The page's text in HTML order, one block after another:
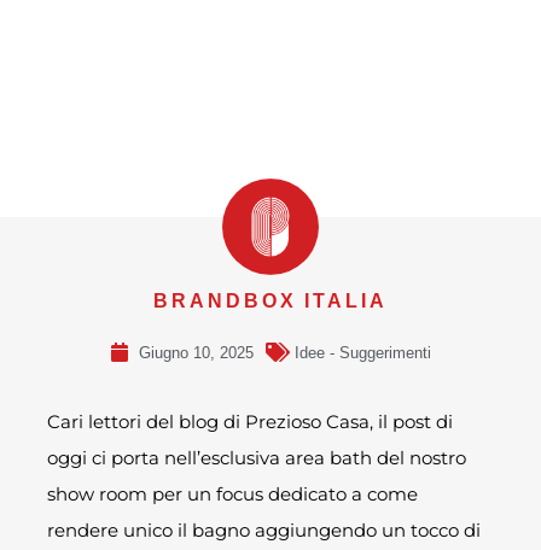
BRANDBOX ITALIA
Giugno 10, 2025 Idee - Suggerimenti
Cari lettori del blog di Prezioso Casa, il post di
oggi ci porta nell’esclusiva area bath del nostro
show room per un focus dedicato a come
rendere unico il bagno aggiungendo un tocco di